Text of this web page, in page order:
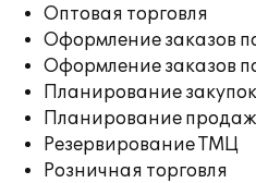
Оптовая торговля
Оформление заказов
Оформление заказов
Планирование закупок
Планирование продаж
Резервирование ТМЦ
Розничная торговля